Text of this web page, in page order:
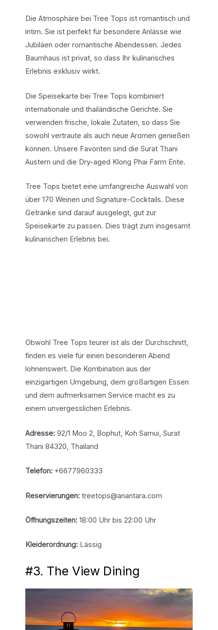
Die Atmosphäre bei Tree Tops ist romantisch und
intim. Sie ist perfekt für besondere Anlässe wie
Jubiläen oder romantische Abendessen. Jedes
Baumhaus ist privat, so dass Ihr kulinarisches
Erlebnis exklusiv wirkt.
Die Speisekarte bei Tree Tops kombiniert
internationale und thailändische Gerichte. Sie
verwenden frische, lokale Zutaten, so dass Sie
sowohl vertraute als auch neue Aromen genießen
können. Unsere Favoriten sind die Surat Thani
Austern und die Dry-aged Klong Phai Farm Ente.
Tree Tops bietet eine umfangreiche Auswahl von
über 170 Weinen und Signature-Cocktails. Diese
Getränke sind darauf ausgelegt, gut zur
Speisekarte zu passen. Dies trägt zum insgesamt
kulinarischen Erlebnis bei.
Obwohl Tree Tops teurer ist als der Durchschnitt,
finden es viele für einen besonderen Abend
lohnenswert. Die Kombination aus der
einzigartigen Umgebung, dem großartigen Essen
und dem aufmerksamen Service macht es zu
einem unvergesslichen Erlebnis.
Adresse:92/1 Moo 2, Bophut, Koh Samui, Surat
Thani 84320, Thailand
Telefon:+6677960333
Reservierungen: treetops@anantara.com
Öffnungszeiten:18:00 Uhr bis 22:00 Uhr
Kleiderordnung:Lässig
#3. The View Dining